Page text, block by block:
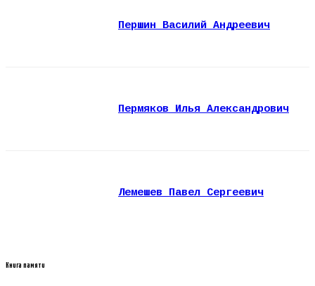
Першин Василий Андреевич
Пермяков Илья Александрович
Лемешев Павел Сергеевич
Книга памяти